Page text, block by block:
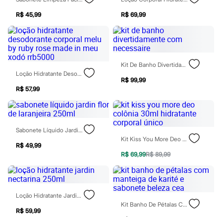
Inverno
Novidades
Roupas
Bermudas
Camisas
Calças
Camisetas e Regatas
Jeans
Polos
Acessórios
Bolsas e Mochilas
Chapéus e Bonés
Cintos
Carteiras
Relógios
Botas
Chinelos
Sapatos
Sandálias e Papetes
Tênis
Moda esportiva
R$ 45,99 R$ 69,99
Loção Hidratante Desodorante Corporal Melu By Ruby Rose Made In Meu Xodó Rrb5000
R$ 57,99
Kit De Banho Divertidamente Com Necessaire
R$ 99,99
Sabonete Líquido Jardin Flor De Laranjeira 250ml
R$ 49,99
Kit Kiss You More Deo Colônia 30ml Hidratante Corporal Único
R$ 69,99R$ 89,99
Loção Hidratante Jardin Nectarina 250ml
R$ 59,99
Kit Banho De Pétalas Com Manteiga De Karité E Sabonete Beleza Cea